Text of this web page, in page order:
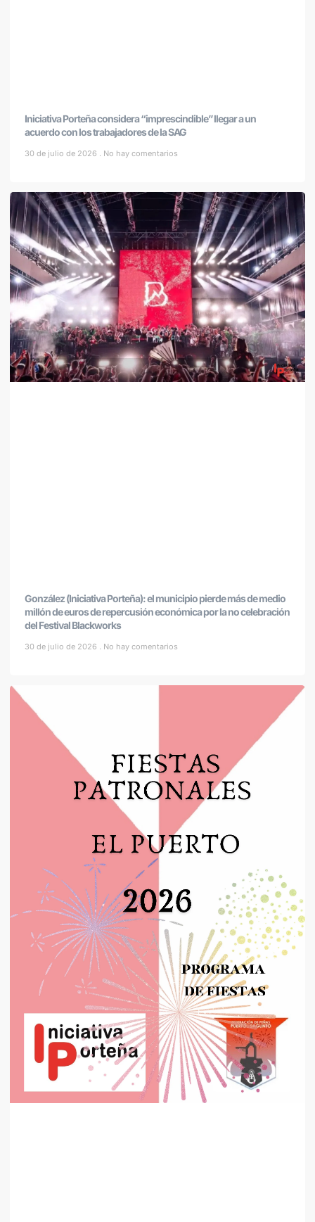
Iniciativa Porteña considera “imprescindible” llegar a un
acuerdo con los trabajadores de la SAG
30 de julio de 2026 No hay comentarios
González (Iniciativa Porteña): el municipio pierde más de medio
millón de euros de repercusión económica por la no celebración
del Festival Blackworks
30 de julio de 2026 No hay comentarios